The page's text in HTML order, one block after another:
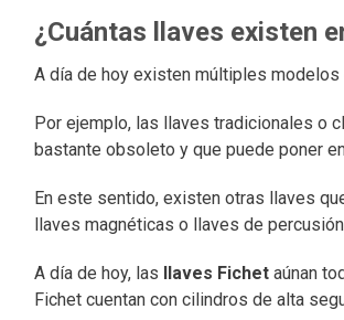
¿Cuántas llaves existen
A día de hoy existen múltiples
Por ejemplo, las llaves tradicionales o
bastante obsoleto y que puede poner
En este sentido, existen otras llaves
llaves magnéticas o llaves de
A día de hoy, las llaves Fichet aúnan
Fichet cuentan con cilindros de alta